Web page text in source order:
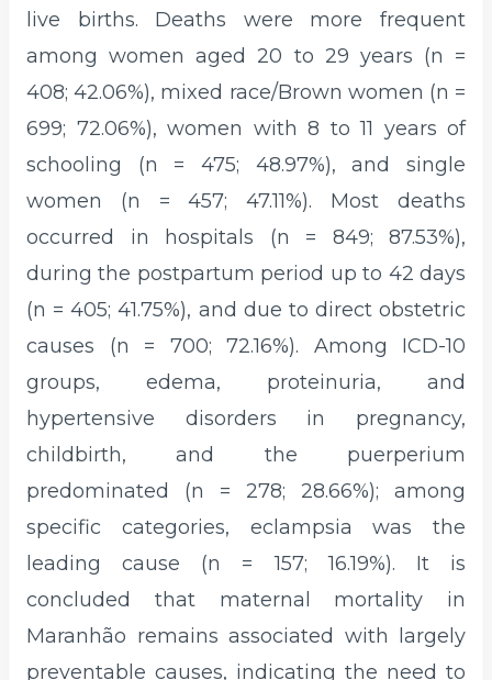
live births. Deaths were more frequent
among women aged 20 to 29 years (n =
408; 42.06%), mixed race/Brown women (n =
699; 72.06%), women with 8 to 11 years of
schooling (n = 475; 48.97%), and single
women (n = 457; 47.11%). Most deaths
occurred in hospitals (n = 849; 87.53%),
during the postpartum period up to 42 days
(n = 405; 41.75%), and due to direct obstetric
causes (n = 700; 72.16%). Among ICD-10
groups, edema, proteinuria, and
hypertensive disorders in pregnancy,
childbirth, and the puerperium
predominated (n = 278; 28.66%); among
specific categories, eclampsia was the
leading cause (n = 157; 16.19%). It is
concluded that maternal mortality in
Maranhão remains associated with largely
preventable causes, indicating the need to